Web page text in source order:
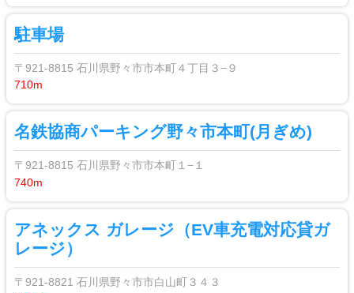
駐車場
〒921-8815 石川県野々市市本町４丁目３−９
710m
名鉄協商パーキング野々市本町(月ぎめ)
〒921-8815 石川県野々市市本町１−１
740m
アネックス ガレージ（EV車充電対応貸ガ
レージ）
〒921-8821 石川県野々市市白山町３４３